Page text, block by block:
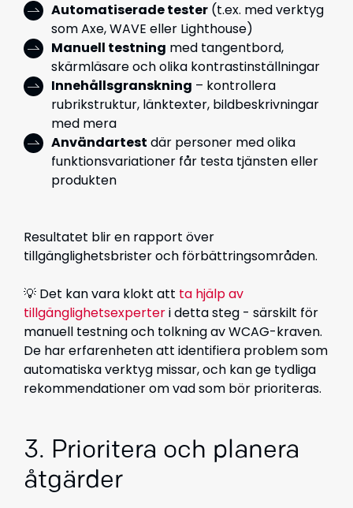
Automatiserade tester (t.ex. med verktyg
som Axe, WAVE eller Lighthouse)
Manuell testning med tangentbord,
skärmläsare och olika kontrastinställningar
Innehållsgranskning – kontrollera
rubrikstruktur, länktexter, bildbeskrivningar
med mera
Användartest där personer med olika
funktionsvariationer får testa tjänsten eller
produkten
Resultatet blir en rapport över
tillgänglighetsbrister och förbättringsområden.
💡 Det kan vara klokt att ta hjälp av
tillgänglighetsexperteri detta steg - särskilt för
manuell testning och tolkning av WCAG-kraven.
De har erfarenheten att identifiera problem som
automatiska verktyg missar, och kan ge tydliga
rekommendationer om vad som bör prioriteras.
3. Prioritera och planera
åtgärder